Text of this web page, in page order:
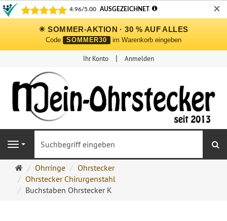
✕
☀ SOMMER-AKTION · 30 % AUF ALLES
Code SOMMER30 im Warenkorb eingeben
Ihr Konto Anmelden
Navigation
Ohrringe
Ohrstecker
Onlineshop
Ohrringe
Ohrstecker
Ohrstecker Chirurgenstahl
Buchstaben Ohrstecker K